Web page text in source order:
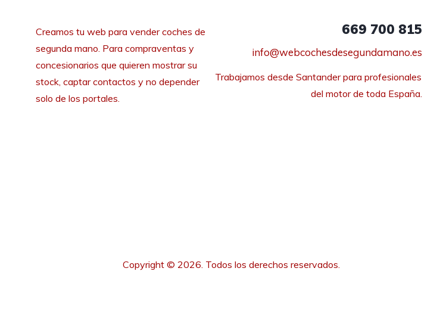
Creamos tu web para vender coches de
segunda mano. Para compraventas y
concesionarios que quieren mostrar su
stock, captar contactos y no depender
solo de los portales.
669 700 815
info@webcochesdesegundamano.es
Trabajamos desde Santander para profesionales
del motor de toda España.
Copyright © 2026. Todos los derechos reservados.